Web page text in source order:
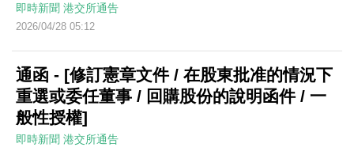
即時新聞 港交所通告
2026/04/28 05:12
通函 - [修訂憲章文件 / 在股東批准的情況下
重選或委任董事 / 回購股份的說明函件 / 一
般性授權]
即時新聞 港交所通告